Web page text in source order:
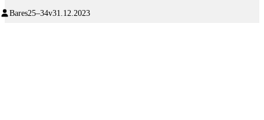
Bares25–34v31.12.2023